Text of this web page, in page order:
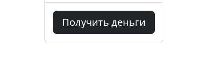
Получить деньги